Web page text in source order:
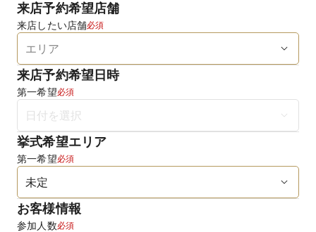
来店予約希望店舗
来店したい店舗必須
来店予約希望日時
第一希望必須
挙式希望エリア
第一希望必須
お客様情報
参加人数必須